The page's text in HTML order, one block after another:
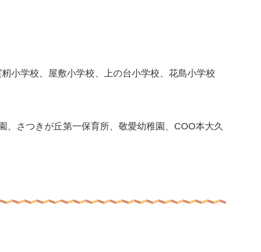
小学校、屋敷小学校、上の台小学校、花島小学校
さつきが丘第一保育所、敬愛幼稚園、COO本大久